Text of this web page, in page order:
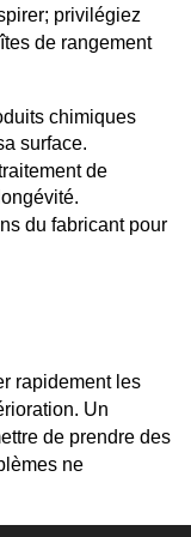
privilégiez
de rangement
chimiques
surface.
de
du fabricant pour
rapidement les
Un
de prendre des
ne